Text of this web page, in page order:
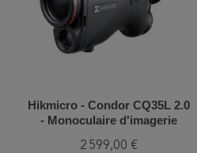
Hikmicro - Condor CQ35L 2.0
- Monoculaire d'imagerie
2 599,00 €